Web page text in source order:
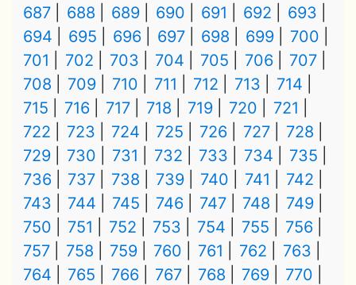
687
688 689 690 691 692
693
694
695 696 697 698 699
700
701
702 703 704 705 706
707
708
709 710 711 712 713
714
715
716 717 718 719 720
721
722
723 724 725 726 727
728
729
730 731 732 733 734
735
736
737 738 739 740 741
742
743
744 745 746 747 748
749
750
751 752 753 754 755
756
757
758 759 760 761 762
763
764
765 766 767 768 769
770